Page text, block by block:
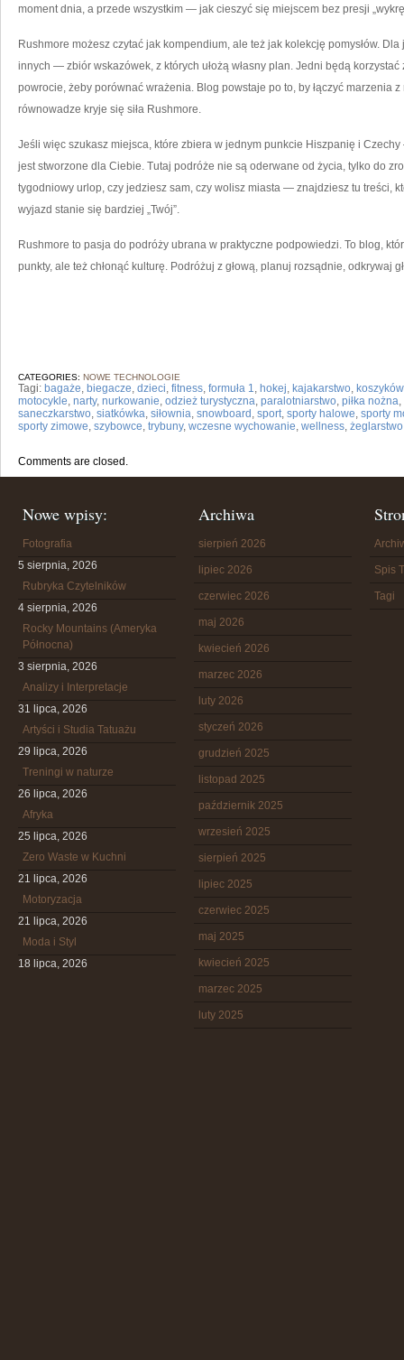
moment dnia, a przede wszystkim — jak cieszyć się miejscem bez presji
Rushmore możesz czytać jak kompendium, ale też jak kolekcję pomysłów.
innych — zbiór wskazówek, z których ułożą własny plan. Jedni będą
powrocie, żeby porównać wrażenia. Blog powstaje po to, by łączyć marzenia z
równowadze kryje się siła Rushmore.
Jeśli więc szukasz miejsca, które zbiera w jednym punkcie Hiszpanię i
jest stworzone dla Ciebie. Tutaj podróże nie są oderwane od życia, tylko do
tygodniowy urlop, czy jedziesz sam, czy wolisz miasta — znajdziesz tu treści,
wyjazd stanie się bardziej „Twój”.
Rushmore to pasja do podróży ubrana w praktyczne podpowiedzi. To blog,
punkty, ale też chłonąć kulturę. Podróżuj z głową, planuj rozsądnie, odkrywaj
CATEGORIES: NOWE TECHNOLOGIE
Tagi: bagaże, biegacze, dzieci, fitness, formuła 1, hokej, kajakarstwo,
motocykle, narty, nurkowanie, odzież turystyczna, paralotniarstwo, piłka nożna,
saneczkarstwo, siatkówka, siłownia, snowboard , sport, sporty halowe, sporty
sporty zimowe, szybowce, trybuny, wczesne wychowanie, wellness, żeglarstwo
Comments are closed.
Nowe wpisy:
Fotografia
5 sierpnia, 2026
Rubryka Czytelników
4 sierpnia, 2026
Rocky Mountains (Ameryka
Północna)
3 sierpnia, 2026
Analizy i Interpretacje
31 lipca, 2026
Artyści i Studia Tatuażu
29 lipca, 2026
Treningi w naturze
26 lipca, 2026
Afryka
25 lipca, 2026
Zero Waste w Kuchni
21 lipca, 2026
Motoryzacja
21 lipca, 2026
Moda i Styl
18 lipca, 2026
Archiwa
sierpień 2026
lipiec 2026
czerwiec 2026
maj 2026
kwiecień 2026
marzec 2026
luty 2026
styczeń 2026
grudzień 2025
listopad 2025
październik 2025
wrzesień 2025
sierpień 2025
lipiec 2025
czerwiec 2025
maj 2025
kwiecień 2025
marzec 2025
luty 2025
Spis
Tagi